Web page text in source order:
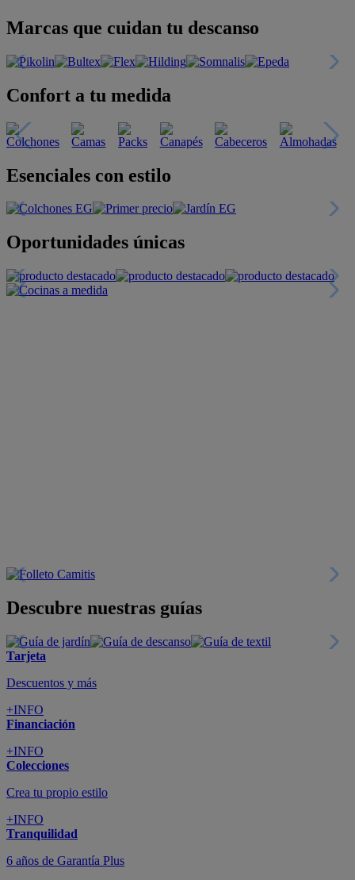
Marcas que cuidan tu descanso
Confort a tu medida
Esenciales con estilo
Oportunidades únicas
Descubre nuestras guías
Tarjeta
Descuentos y más
+INFO
Financiación
+INFO
Colecciones
Crea tu propio estilo
+INFO
Tranquilidad
6 años de Garantía Plus